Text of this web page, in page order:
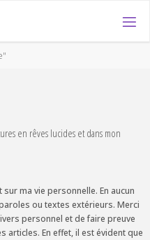
en rêves lucides et dans mon
ma vie personnelle. En aucun
ou textes extérieurs. Merci
personnel et de faire preuve
articles. En effet, il est évident que